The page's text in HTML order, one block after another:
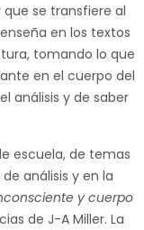
se transfiere al
en los textos
tomando lo que
en el cuerpo del
análisis y de saber
escuela, de temas
análisis y en la
y cuerpo
de J-A Miller. La